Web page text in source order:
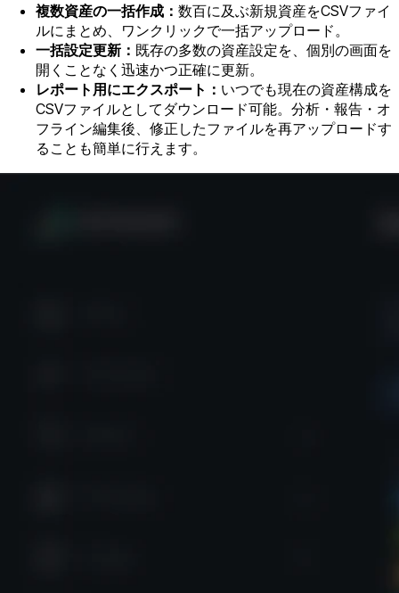
複数資産の一括作成： 数百に及ぶ新規資産をCSVファイ
ルにまとめ、ワンクリックで一括アップロード。
一括設定更新： 既存の多数の資産設定を、個別の画面を
開くことなく迅速かつ正確に更新。
レポート用にエクスポート： いつでも現在の資産構成を
CSVファイルとしてダウンロード可能。分析・報告・オ
フライン編集後、修正したファイルを再アップロードす
ることも簡単に行えます。